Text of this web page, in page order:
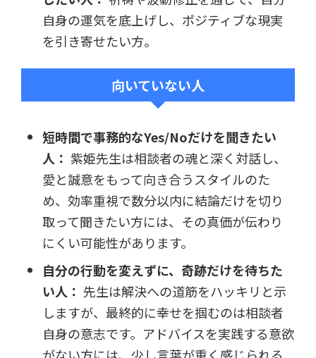
自身の運気を底上げし、ポジティブな現実
を引き寄せたい方。
向いていない人
短時間で事務的なYes/Noだけを聞きたい
人： 紫姫先生は相談者の魂と深く対話し、
愛と誠意をもって向き合うスタイルのた
め、効率重視で数分以内に結論だけを切り
取って聞きたい方には、その真価が伝わり
にくい可能性があります。
自分の行動を変えずに、奇跡だけを待ちた
い人： 先生は解決への道筋をハッキリと示
しますが、最終的に幸せを掴むのは相談者
自身の意志です。アドバイスを実践する意欲
がない方には、少し言葉が重く感じられる